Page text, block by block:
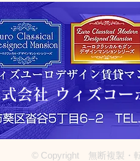
会社 ウィズコー
© Copyright 無断複製・